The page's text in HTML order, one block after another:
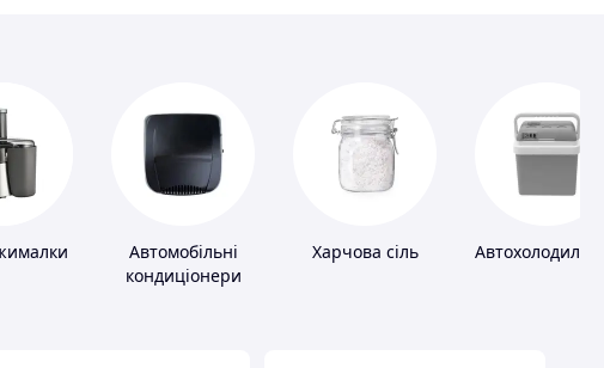
Автомобільні
кондиціонери
Харчова сіль